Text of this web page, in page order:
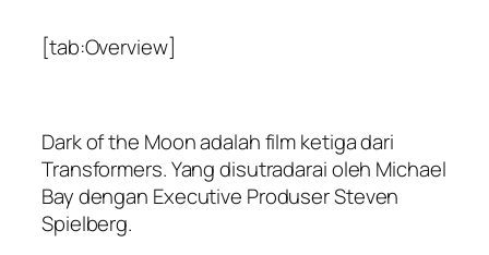
[tab:Overview]
Dark of the Moon adalah film ketiga dari
Transformers. Yang disutradarai oleh Michael
Bay dengan Executive Produser Steven
Spielberg.